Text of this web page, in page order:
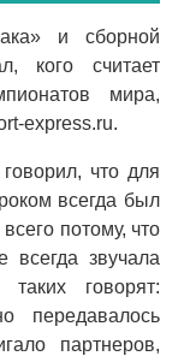
и сборной
кого считает
мира,
express.ru.
что для
всегда был
потому, что
звучала
говорят:
передавалось
партнеров,